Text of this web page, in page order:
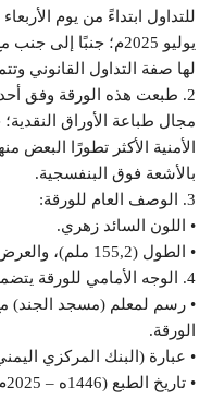
يوليو 2025م؛ جنبًا
لها صفة التداول القانوني
2. طبعت هذه الورقة وفق
مجال طباعة الأوراق
الأمنية الأكثر تطورًا البعض
بالأشعة فوق البنفسجية.
3. الوصف العام للورقة:
• اللون السائد زهري.
• الطول (155,2 ملم)، والعرض (76 ملم).
4. الوجه الأمامي للورقة يتضمن:
• رسم لمعلم (مسجد الجند)
الورقة.
• عبارة (البنك المركزي
• تاريخ الطبع (1446ه – 2025م) مدون في أسفل يمين الورقة.